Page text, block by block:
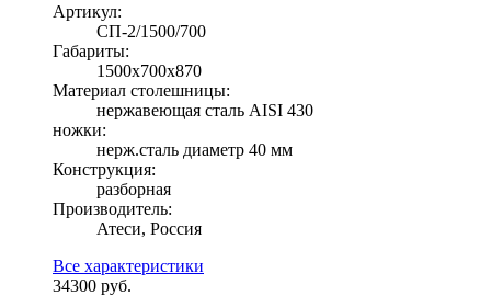
Артикул:
СП-2/1500/700
Габариты:
1500х700х870
Материал столешницы:
нержавеющая сталь AISI 430
ножки:
нерж.сталь диаметр 40 мм
Конструкция:
разборная
Производитель:
Атеси, Россия
Все характеристики
34300 руб.